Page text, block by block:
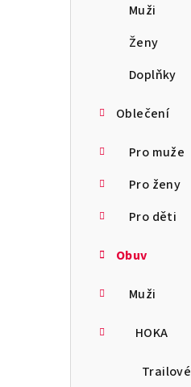
Muži
Ženy
Doplňky
Oblečení
Pro muže
Pro ženy
Pro děti
Obuv
Muži
HOKA
Trailové